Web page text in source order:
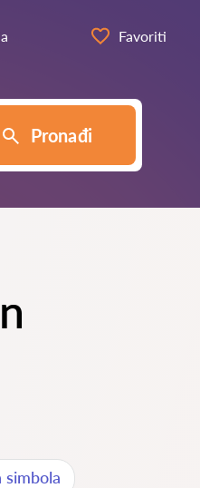
Favoriti
Pronađi
simbola